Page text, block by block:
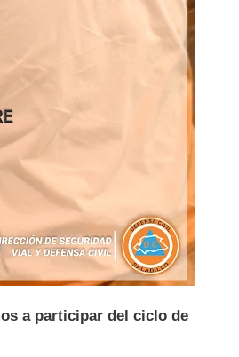
a participar del ciclo de